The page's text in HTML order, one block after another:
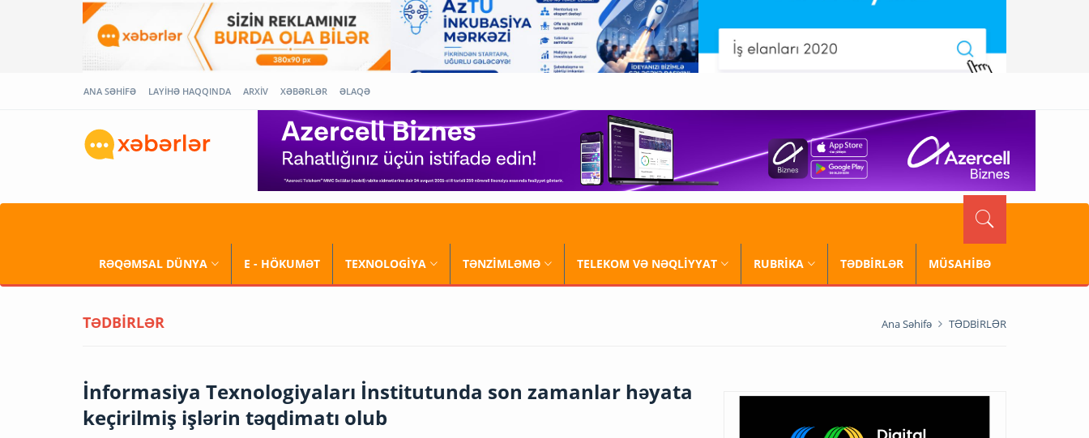
ANA SƏHİFƏ LAYİHƏ HAQQINDA ARXİV XƏBƏRLƏR ƏLAQƏ
RƏQƏMSAL DÜNYA E - HÖKUMƏT TEXNOLOGİYA TƏNZİMLƏMƏ TELEKOM VƏ NƏQLİYYAT RUBRİKA TƏDBİRLƏR MÜSAHİBƏ
TƏDBİRLƏR Ana Səhifə TƏDBİRLƏR
İnformasiya Texnologiyaları İnstitutunda son zamanlar həyata
keçirilmiş işlərin təqdimatı olub